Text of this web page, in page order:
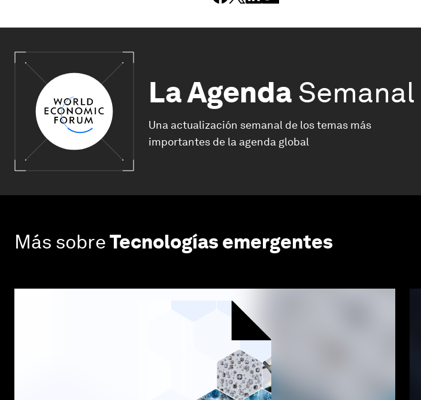
La Agenda Semanal
Una actualización semanal de los temas más
importantes de la agenda global
Más sobreTecnologías emergentes